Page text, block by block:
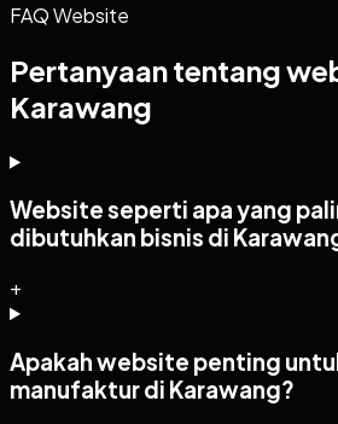
FAQ Website
Pertanyaan tentang
Karawang
Website seperti apa yang
dibutuhkan bisnis di
+
Apakah website penting
manufaktur di Karawang?